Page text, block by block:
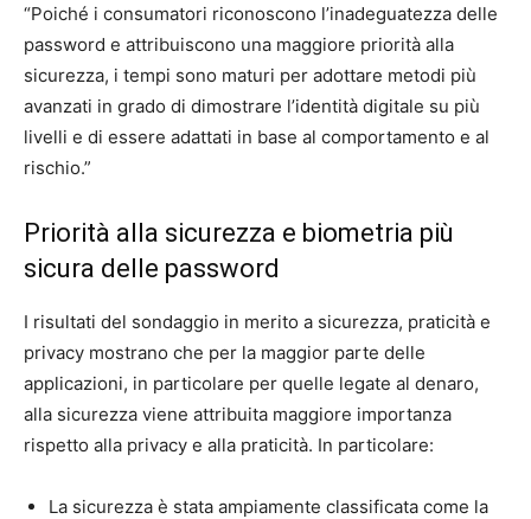
“Poiché i consumatori riconoscono l’inadeguatezza delle
password e attribuiscono una maggiore priorità alla
sicurezza, i tempi sono maturi per adottare metodi più
avanzati in grado di dimostrare l’identità digitale su più
livelli e di essere adattati in base al comportamento e al
rischio.”
Priorità alla sicurezza e biometria più
sicura delle password
I risultati del sondaggio in merito a sicurezza, praticità e
privacy mostrano che per la maggior parte delle
applicazioni, in particolare per quelle legate al denaro,
alla sicurezza viene attribuita maggiore importanza
rispetto alla privacy e alla praticità. In particolare:
La sicurezza è stata ampiamente classificata come la